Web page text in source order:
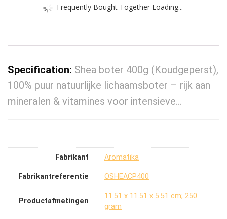
Frequently Bought Together Loading...
Specification: Shea boter 400g (Koudgeperst),
100% puur natuurlijke lichaamsboter – rijk aan
mineralen & vitamines voor intensieve…
Fabrikant ‎Aromatika
Fabrikantreferentie ‎OSHEACP400
Productafmetingen
‎11.51 x 11.51 x 5.51 cm; 250
gram